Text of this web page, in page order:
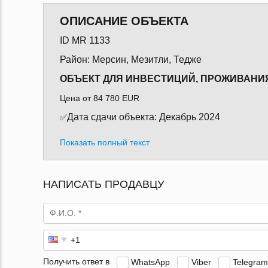
ОПИСАНИЕ ОБЪЕКТА
ID MR 1133
Район: Мерсин, Мезитли, Тедже
ОБЪЕКТ ДЛЯ ИНВЕСТИЦИЙ,
Цена от 84 780 EUR
✅Дата сдачи объекта: Декабрь 2024
Показать полный текст
НАПИСАТЬ ПРОДАВЦУ
Получить ответ в WhatsApp Viber Telegram